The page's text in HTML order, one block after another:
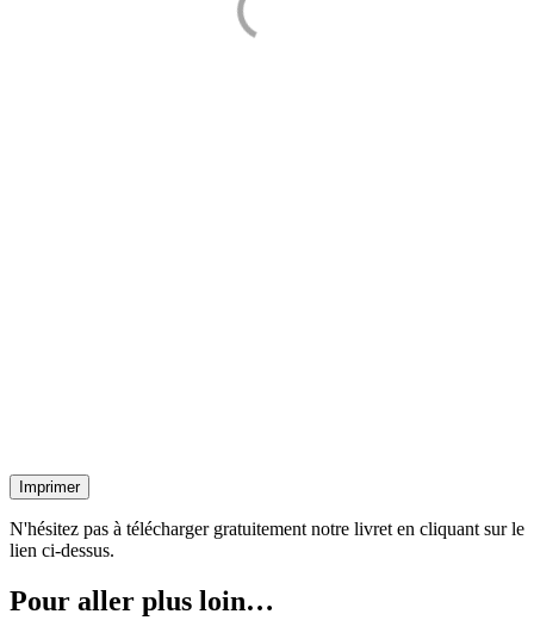
Imprimer
N'hésitez pas à télécharger gratuitement notre livret en cliquant sur le
lien ci-dessus.
Pour aller plus loin…